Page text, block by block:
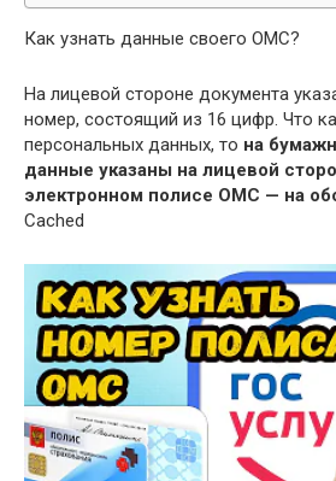
Как узнать данные своего ОМС?
На лицевой стороне документа
номер, состоящий из 16 цифр. Что
персональных данных, то на
данные указаны на лицевой
электронном полисе ОМС — на
Cached